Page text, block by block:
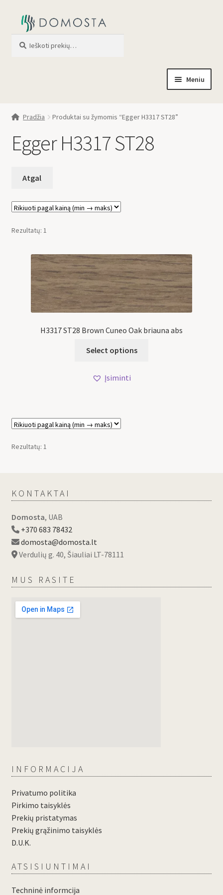
Meniu
Apie mus
Profilis
Pradžia Produktai su žymomis “Egger H3317 ST28”
Egger H3317 ST28
Rezultatų: 1
H3317 ST28 Brown Cuneo Oak briauna abs
Select options
Įsiminti
Rezultatų: 1
KONTAKTAI
Domosta, UAB
+370 683 78432
domosta@domosta.lt
Verdulių g. 40, Šiauliai LT-78111
MUS RASITE
INFORMACIJA
Privatumo politika
Pirkimo taisyklės
Prekių pristatymas
Prekių grąžinimo taisyklės
D.U.K.
ATSISIUNTIMAI
Techninė informcija